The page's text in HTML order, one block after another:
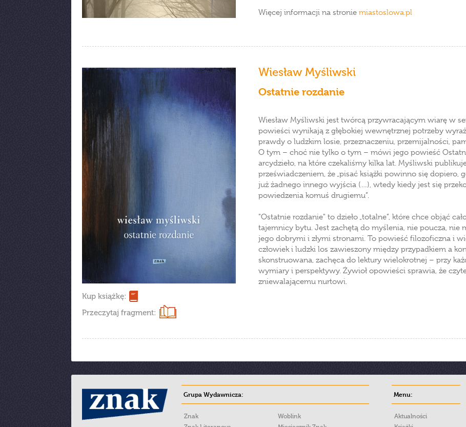
Więcej informacji na stronie miastoslowa.pl
Kup książkę:
Przeczytaj fragment:
Wiesław Myśliwski
Ostatnie rozdanie
Wiesław Myśliwski jest twórcą przywracającym wiarę w
powieści wynikają z głębokiej wewnętrznej potrzeby
prawdy o ludzkim losie, przeznaczeniu, przemijalności,
O tym – choć nie tylko o tym – mówi jego powieść
arcydzieło, na które czekaliśmy kilka lat. Myśliwski
przeświadczeniem, że „pisać książki powinno się dopiero,
już żadnego innego wyjścia (…), wtedy kiedy jest się
powiedzenia komuś drugiemu”.
"Ostatnie rozdanie" to dzieło „totalne”, które chce objąć
tajemnicy bytu. Jest zachętą do myślenia, nie poucza, nie
jego dobrymi i złymi stronami. To powieść filozoficzna i
człowiek i ludzki los zawieszony między przypadkiem a
skonstruowana, zachęca do lektury wielokrotnej – przy
wymiary i perspektywy. Żywioł opowieści sprawia, że
zniewalającemu nurtowi.
Grupa Wydawnicza:
Znak
Woblink
Menu:
Aktualności